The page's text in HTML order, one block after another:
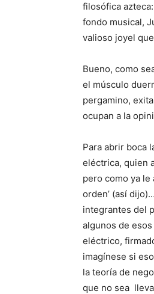
filosófica
fondo musical,
valioso joyel
Bueno, como
el músculo
pergamino,
ocupan a la
Para abrir boca
eléctrica, quien
pero como ya le
orden’ (así
integrantes del
algunos de
eléctrico,
imagínese si
la teoría de
que no sea